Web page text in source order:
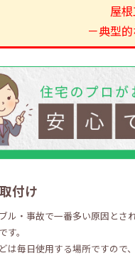
屋
－典型
付け
ル・事故で一番多い原因とさ
。
は毎日使用する場所ですので